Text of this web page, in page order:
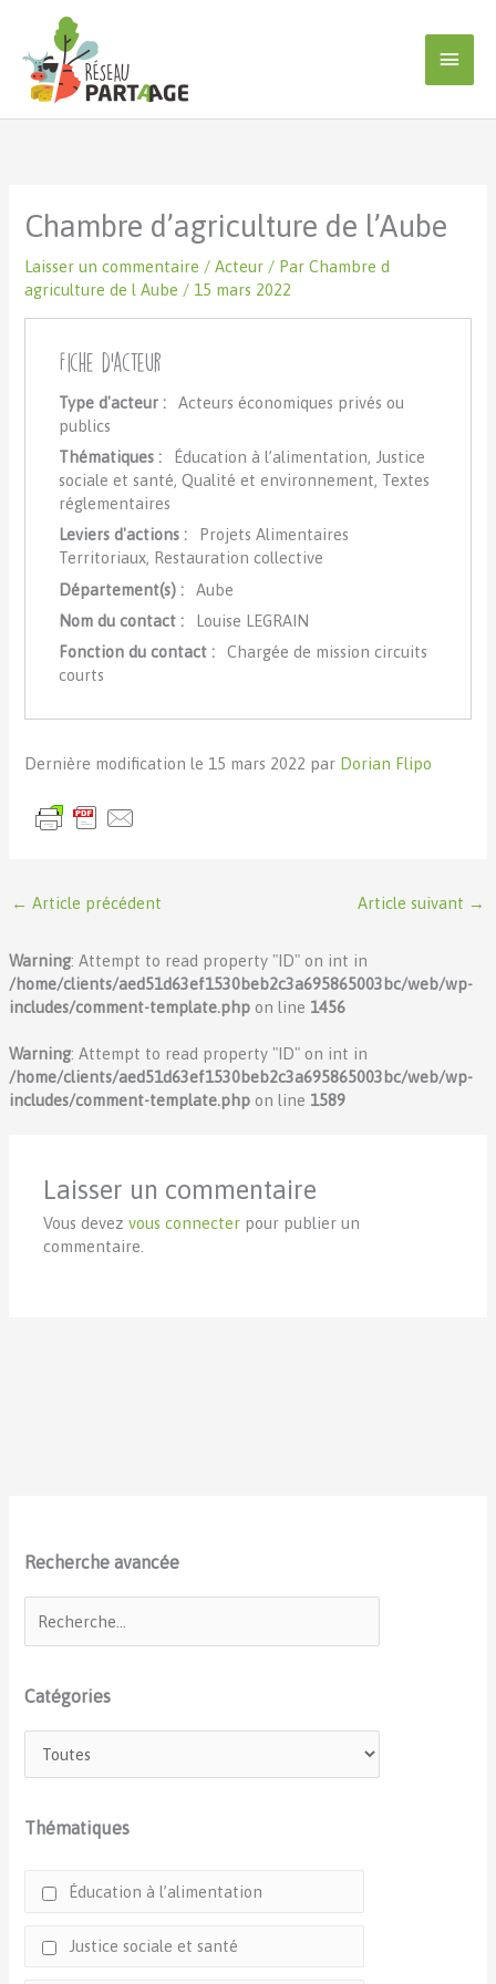
contenu
Chambre d’agriculture de l’Aube
Laisser un commentaire /Acteur / ParChambre d
agriculture de l Aube / 15 mars 2022
Fiche d'acteur
Type d'acteur :
Acteurs économiques privés ou
publics
Thématiques :
Éducation à l’alimentation, Justice
sociale et santé, Qualité et environnement, Textes
réglementaires
Leviers d'actions :
Projets Alimentaires
Territoriaux, Restauration collective
Département(s) :
Aube
Nom du contact :
Louise LEGRAIN
Fonction du contact :
Chargée de mission circuits
courts
Dernière modification le 15 mars 2022 par Dorian Flipo
← Article précédent Article suivant →
Warning: Attempt to read property "ID" on int in
/home/clients/aed51d63ef1530beb2c3a695865003bc/web/wp-
includes/comment-template.phpon line 1456
Warning: Attempt to read property "ID" on int in
/home/clients/aed51d63ef1530beb2c3a695865003bc/web/wp-
includes/comment-template.phpon line 1589
Laisser un commentaire
Vous devezvous connecter pour publier un
commentaire.
Recherche avancée
Catégories
Thématiques
Éducation à l’alimentation
Justice sociale et santé